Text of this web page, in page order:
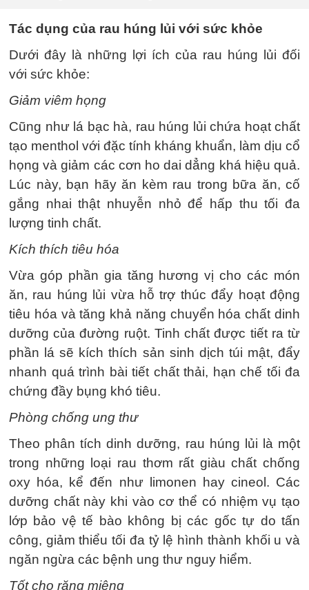
Tác dụng của rau húng lủi với sức khỏe
Dưới đây là những lợi ích của rau húng lủi đối
với sức khỏe:
Giảm viêm họng
Cũng như lá bạc hà, rau húng lủi chứa hoạt chất
tạo menthol với đặc tính kháng khuẩn, làm dịu cổ
họng và giảm các cơn ho dai dẳng khá hiệu quả.
Lúc này, bạn hãy ăn kèm rau trong bữa ăn, cố
gắng nhai thật nhuyễn nhỏ để hấp thu tối đa
lượng tinh chất.
Kích thích tiêu hóa
Vừa góp phần gia tăng hương vị cho các món
ăn, rau húng lủi vừa hỗ trợ thúc đẩy hoạt động
tiêu hóa và tăng khả năng chuyển hóa chất dinh
dưỡng của đường ruột. Tinh chất được tiết ra từ
phần lá sẽ kích thích sản sinh dịch túi mật, đẩy
nhanh quá trình bài tiết chất thải, hạn chế tối đa
chứng đầy bụng khó tiêu.
Phòng chống ung thư
Theo phân tích dinh dưỡng, rau húng lủi là một
trong những loại rau thơm rất giàu chất chống
oxy hóa, kể đến như limonen hay cineol. Các
dưỡng chất này khi vào cơ thể có nhiệm vụ tạo
lớp bảo vệ tế bào không bị các gốc tự do tấn
công, giảm thiểu tối đa tỷ lệ hình thành khối u và
ngăn ngừa các bệnh ung thư nguy hiểm.
Tốt cho răng miệng